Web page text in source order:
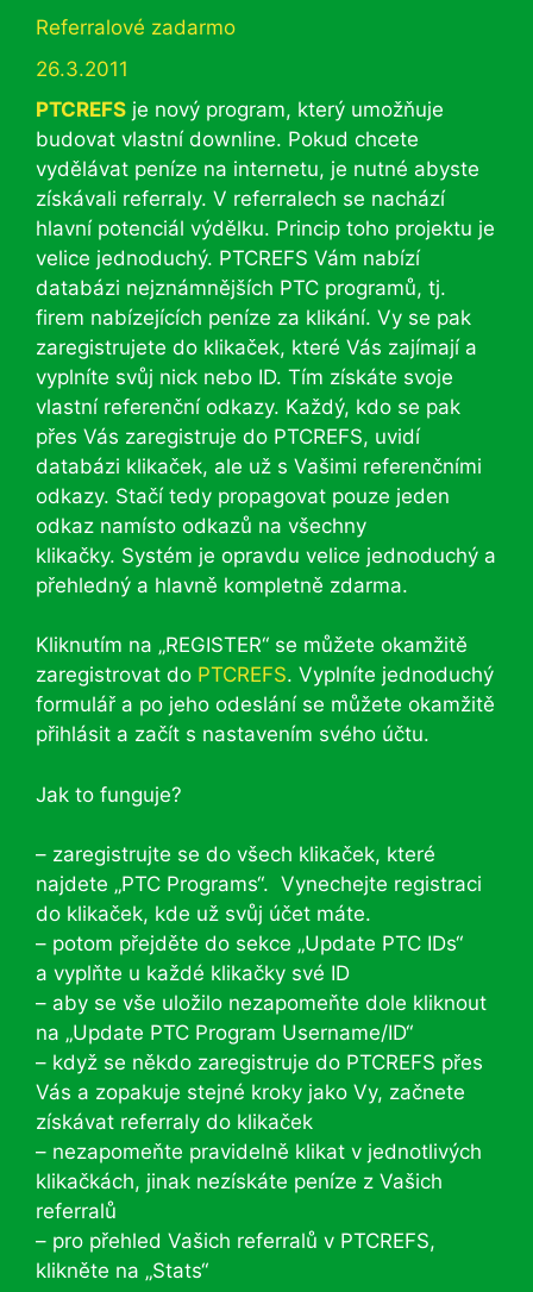
Rubriky
Referralové zadarmo
26.3.2011
PTCREFS je nový program, který umožňuje
budovat vlastní downline. Pokud chcete
vydělávat peníze na internetu, je nutné abyste
získávali referraly. V referralech se nachází
hlavní potenciál výdělku. Princip toho projektu je
velice jednoduchý. PTCREFS Vám nabízí
databázi nejznámnějších PTC programů, tj.
firem nabízejících peníze za klikání. Vy se pak
zaregistrujete do klikaček, které Vás zajímají a
vyplníte svůj nick nebo ID. Tím získáte svoje
vlastní referenční odkazy. Každý, kdo se pak
přes Vás zaregistruje do PTCREFS, uvidí
databázi klikaček, ale už s Vašimi referenčními
odkazy. Stačí tedy propagovat pouze jeden
odkaz namísto odkazů na všechny
klikačky. Systém je opravdu velice jednoduchý a
přehledný a hlavně kompletně zdarma.
Kliknutím na „REGISTER“ se můžete okamžitě
zaregistrovat do PTCREFS. Vyplníte jednoduchý
formulář a po jeho odeslání se můžete okamžitě
přihlásit a začít s nastavením svého účtu.
Jak to funguje?
– zaregistrujte se do všech klikaček, které
najdete „PTC Programs“. Vynechejte registraci
do klikaček, kde už svůj účet máte.
– potom přejděte do sekce „Update PTC IDs“
a vyplňte u každé klikačky své ID
– aby se vše uložilo nezapomeňte dole kliknout
na „Update PTC Program Username/ID“
– když se někdo zaregistruje do PTCREFS přes
Vás a zopakuje stejné kroky jako Vy, začnete
získávat referraly do klikaček
– nezapomeňte pravidelně klikat v jednotlivých
klikačkách, jinak nezískáte peníze z Vašich
referralů
– pro přehled Vašich referralů v PTCREFS,
klikněte na „Stats“